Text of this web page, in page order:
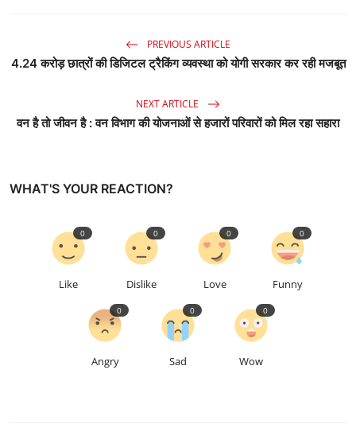
PREVIOUS ARTICLE
4.24 करोड़ छात्रों की डिजिटल ट्रैकिंग व्यवस्था को योगी सरकार कर रही मजबूत
NEXT ARTICLE
वन है तो जीवन है : वन विभाग की योजनाओं से हजारों परिवारों को मिल रहा सहारा
WHAT'S YOUR REACTION?
Like
0
Dislike
0
Love
0
Funny
0
Angry
0
Sad
0
Wow
0